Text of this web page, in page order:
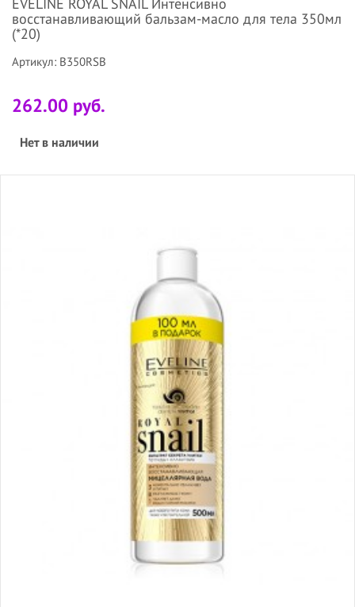
восстанавливающий бальзам-масло для тела 350мл
(*20)
Артикул: B350RSB
262.00 руб.
Нет в наличии